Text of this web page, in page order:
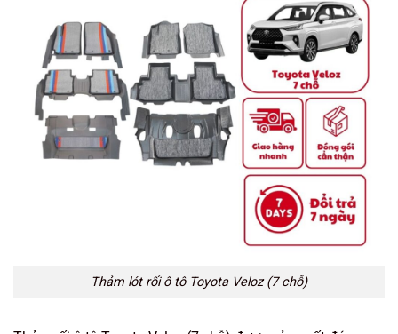
Thảm lót rối ô tô Toyota Veloz (7 chỗ)